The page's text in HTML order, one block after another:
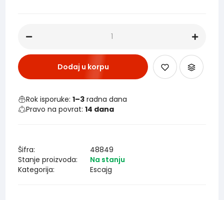
Dodaj u korpu
Rok isporuke:1–3 radna dana
Pravo na povrat:14 dana
Šifra:
48849
Stanje proizvoda:
Na stanju
Kategorija:
Escajg